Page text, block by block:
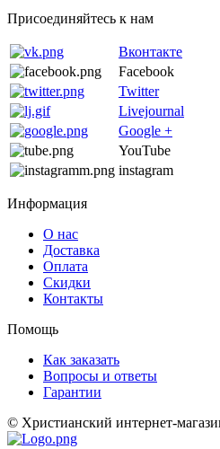
Присоединяйтесь к нам
Вконтакте
Facebook
Twitter
Livejournal
Google +
YouTube
instagram
Информация
О нас
Доставка
Оплата
Скидки
Контакты
Помощь
Как заказать
Вопросы и ответы
Гарантии
© Христианский интернет-